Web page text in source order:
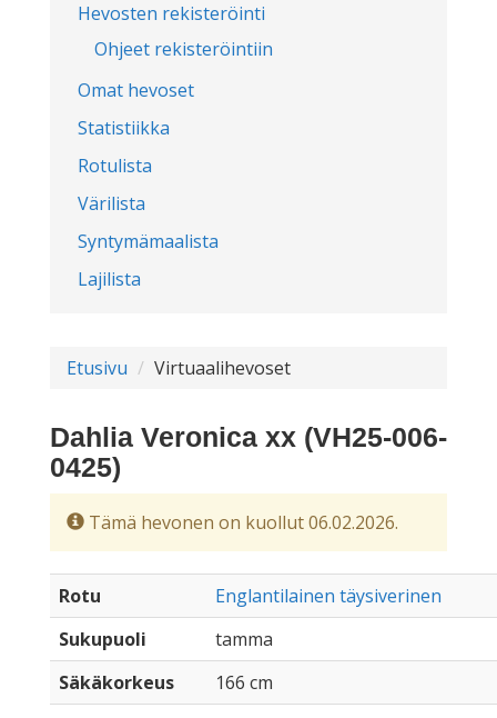
Hevosten rekisteröinti
Ohjeet rekisteröintiin
Omat hevoset
Statistiikka
Rotulista
Värilista
Syntymämaalista
Lajilista
Etusivu Virtuaalihevoset
Dahlia Veronica xx (VH25-006-
0425)
Tämä hevonen on kuollut 06.02.2026.
Rotu
Englantilainen täysiverinen
Sukupuoli
tamma
Säkäkorkeus
166 cm